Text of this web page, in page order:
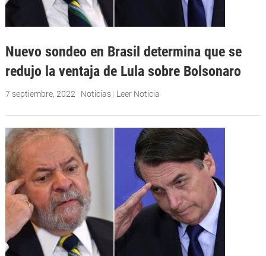
Nuevo sondeo en Brasil determina que se
redujo la ventaja de Lula sobre Bolsonaro
7 septiembre, 2022| Noticias | Leer Noticia